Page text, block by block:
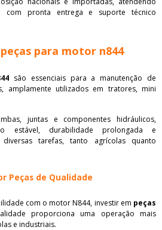
com pronta entrega e suporte técnico
para motor n844
são essenciais para a manutenção de
amplamente utilizados em tratores, mini
juntas e componentes hidráulicos,
estável, durabilidade prolongada e
tarefas, tanto agrícolas quanto
Peças de Qualidade
com o motor N844, investir em peças
proporciona uma operação mais
e industriais.